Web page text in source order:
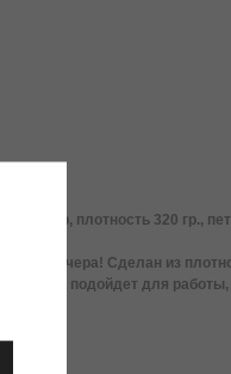
плотность 320 гр.,
вечера! Сделан из
отлично подойдет для